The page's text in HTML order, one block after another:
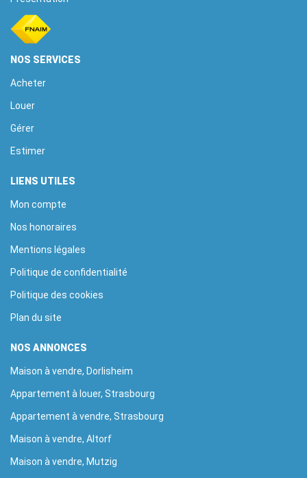
NOS SERVICES
Acheter
Louer
Gérer
Estimer
LIENS UTILES
Mon compte
Nos honoraires
Mentions légales
Politique de confidentialité
Politique des cookies
Plan du site
NOS ANNONCES
Maison à vendre, Dorlisheim
Appartement à louer, Strasbourg
Appartement à vendre, Strasbourg
Maison à vendre, Altorf
Maison à vendre, Mutzig